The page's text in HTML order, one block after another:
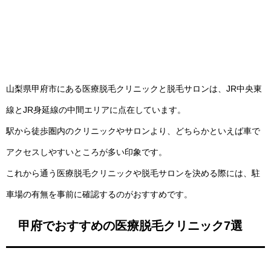
山梨県甲府市にある医療脱毛クリニックと脱毛サロンは、JR中央東
線とJR身延線の中間エリアに点在しています。
駅から徒歩圏内のクリニックやサロンより、どちらかといえば車で
アクセスしやすいところが多い印象です。
これから通う医療脱毛クリニックや脱毛サロンを決める際には、駐
車場の有無を事前に確認するのがおすすめです。
甲府でおすすめの医療脱毛クリニック7選